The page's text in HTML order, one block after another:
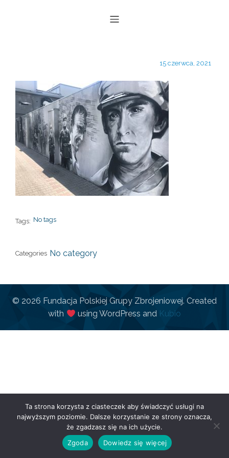
15 czerwca, 2021
Tags: No tags
Categories No category
© 2026 Fundacja Polskiej Grupy Zbrojeniowej. Created
with
using WordPress and Kubio
Ta strona korzysta z ciasteczek aby świadczyć usługi na
najwyższym poziomie. Dalsze korzystanie ze strony oznacza,
że zgadzasz się na ich użycie.
Zgoda
Dowiedz się więcej